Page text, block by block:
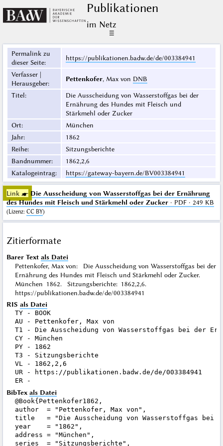
Publikationen
im Netz
☰
Permalink zu
dieser Seite:
https://publikationen.badw.de/de/003384941
Verfasser |
Herausgeber:
Pettenkofer, Max von DNB
Titel:
Die Ausscheidung von Wasserstoffgas bei der
Ernährung des Hundes mit Fleisch und
Stärkmehl oder Zucker
Ort:
München
Jahr:
1862
Reihe:
Sitzungsberichte
Bandnummer:
1862,2,6
Katalogeintrag: https://gateway-bayern.de/BV003384941
Link ☛ Die Ausscheidung von Wasserstoffgas bei der Ernährung
des Hundes mit Fleisch und Stärkmehl oder Zucker· PDF · 249 KB
(Lizenz: CC BY)
Zitierformate
Barer Text als Datei
Pettenkofer, Max von: Die Ausscheidung von Wasserstoffgas bei der
Ernährung des Hundes mit Fleisch und Stärkmehl oder Zucker.
München 1862. Sitzungsberichte: 1862,2,6.
https://publikationen.badw.de/de/003384941
RIS als Datei
TY - BOOK
AU - Pettenkofer, Max von
T1 - Die Ausscheidung von Wasserstoffgas bei der
CY - München
PY - 1862
T3 - Sitzungsberichte
VL - 1862,2,6
UR - https://publikationen.badw.de/de/003384941
BibTex als Datei
@Book{Pettenkofer1862,
author  = "Pettenkofer, Max von",
title   = "Die Ausscheidung von Wasserstoffgas bei
year    = "1862",
address = "München",
series  = "Sitzungsberichte",